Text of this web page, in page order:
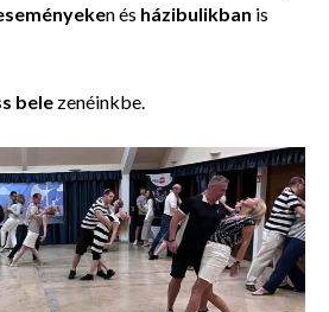
n és házibulikban is
bele zenéinkbe.